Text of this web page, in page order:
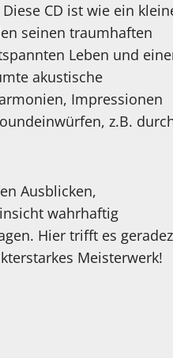
CD ist wie ein
seinen traumhaften
Leben und
akustische
Impressionen
z.B.
Ausblicken,
wahrhaftig
Hier trifft es
Meisterwerk!